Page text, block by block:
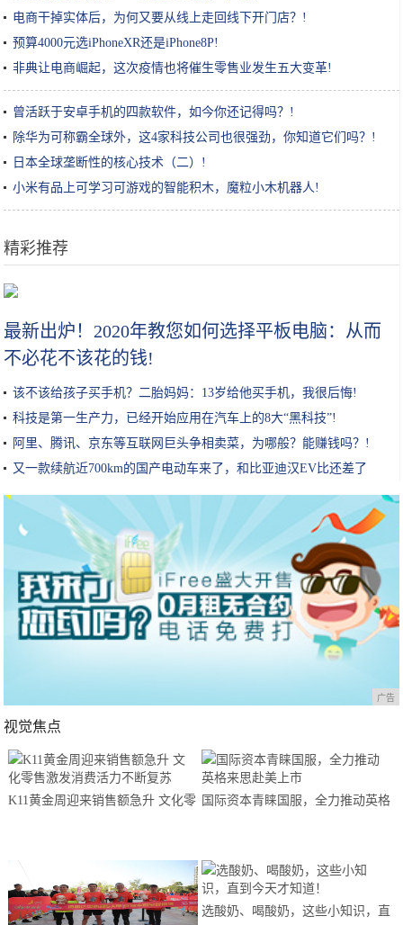
电商干掉实体后，为何又要从线上走回线下开门店？!
预算4000元选iPhoneXR还是iPhone8P!
非典让电商崛起，这次疫情也将催生零售业发生五大变革!
曾活跃于安卓手机的四款软件，如今你还记得吗？!
除华为可称霸全球外，这4家科技公司也很强劲，你知道它们吗？!
日本全球垄断性的核心技术（二）!
小米有品上可学习可游戏的智能积木，魔粒小木机器人!
精彩推荐
最新出炉！2020年教您如何选择平板电脑：从而
不必花不该花的钱!
该不该给孩子买手机？二胎妈妈：13岁给他买手机，我很后悔!
科技是第一生产力，已经开始应用在汽车上的8大“黑科技”!
阿里、腾讯、京东等互联网巨头争相卖菜，为哪般？能赚钱吗？!
又一款续航近700km的国产电动车来了，和比亚迪汉EV比还差了
点？!
广告
视觉焦点
K11黄金周迎来销售额急升 文化零
国际资本青睐国服，全力推动英格
选酸奶、喝酸奶，这些小知识，直